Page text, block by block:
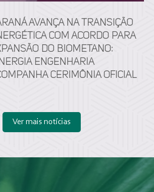
avança na transição
com acordo para
do biometano:
Engenharia
cerimônia oficial
Ver mais notícias